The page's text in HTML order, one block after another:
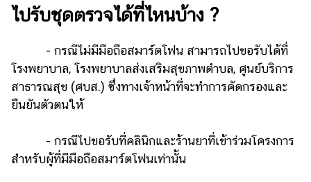
ไปรับชุดตรวจได้ที่ไหนบ้าง ?
- กรณีไม่มีมือถือสมาร์ตโฟน สามารถไปขอรับได้ที่
โรงพยาบาล, โรงพยาบาลส่งเสริมสุขภาพตำบล, ศูนย์บริการ
สาธารณสุข (ศบส.) ซึ่งทางเจ้าหน้าที่จะทำการคัดกรองและ
ยืนยันตัวตนให้
- กรณีไปขอรับที่คลินิกและร้านยาที่เข้าร่วมโครงการ
สำหรับผู้ที่มีมือถือสมาร์ตโฟนเท่านั้น